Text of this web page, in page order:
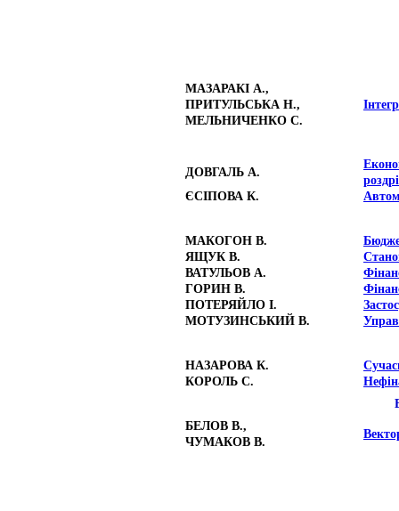
МАЗАРАКІ А.,
ПРИТУЛЬСЬКА Н.,
МЕЛЬНИЧЕНКО С.
ДОВГАЛЬ А.
ЄСІПОВА К.
МАКОГОН В.
ЯЩУК В.
ВАТУЛЬОВ А.
ГОРИН В.
ПОТЕРЯЙЛО І.
МОТУЗИНСЬКИЙ В.
НАЗАРОВА К.
КОРОЛЬ С.
БЕЛОВ В.,
ЧУМАКОВ В.